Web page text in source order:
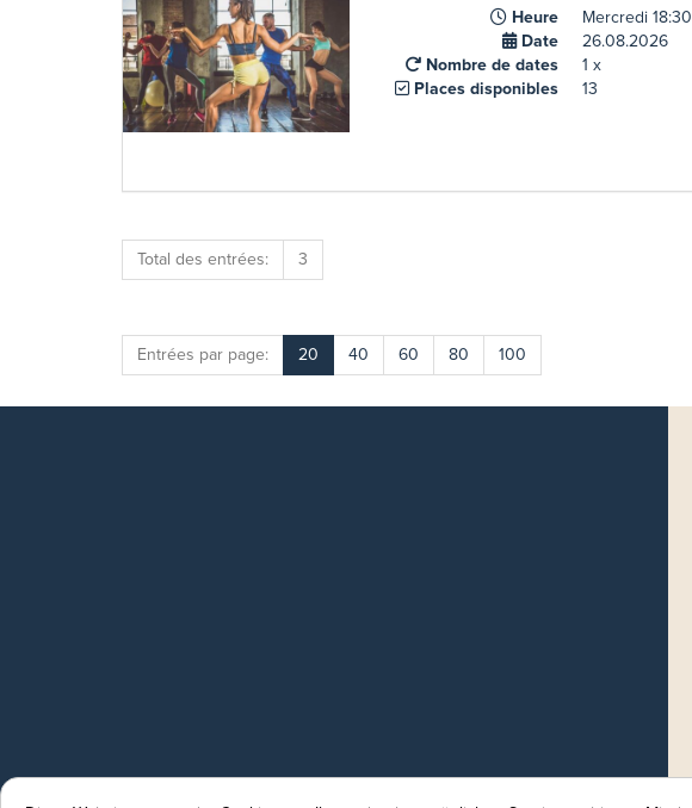
Heure
Mercredi 18:30
Date
26.08.2026
Nombre de dates
1 x
Places disponibles
13
Total des entrées: 3
Entrées par page: 20 40 60 80 100